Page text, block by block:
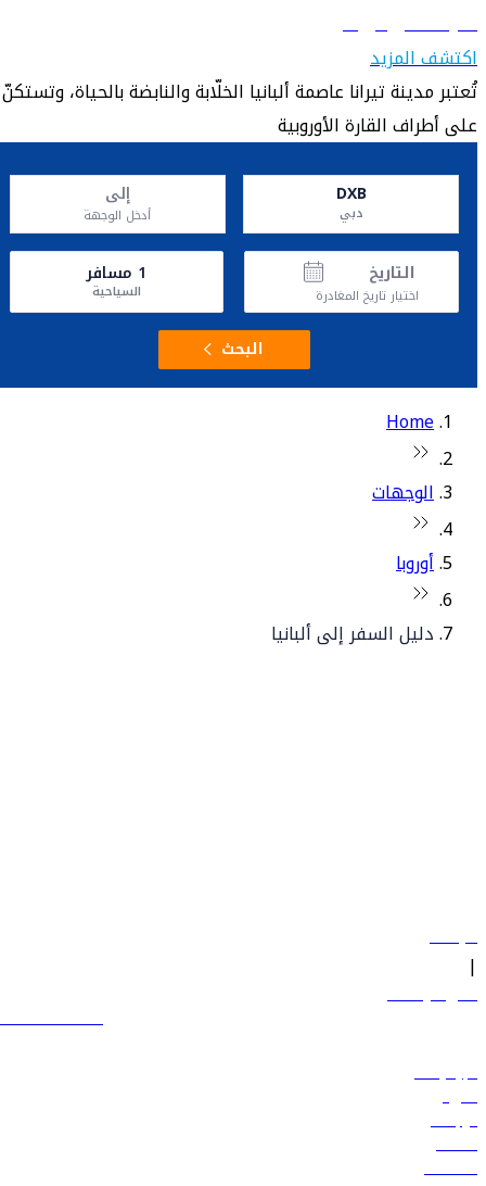
تعرّف على تيرانا
اكتشف المزيد
تُعتبر مدينة تيرانا عاصمة ألبانيا الخلّابة والنابضة بالحياة، وتستكنّ
على أطراف القارة الأوروبية
DXB
دبي
إلى
أدخل الوجهة
التاريخ
اختيار تاريخ المغادرة
1 مسافر
السياحية
البحث
Home
الوجهات
أوروبا
دليل السفر إلى ألبانيا
سياساتنا
|
الشروط والأحكام
600 544 445
حجز الرحلات
العروض
الوجهات
الأمتعة
المساعدة